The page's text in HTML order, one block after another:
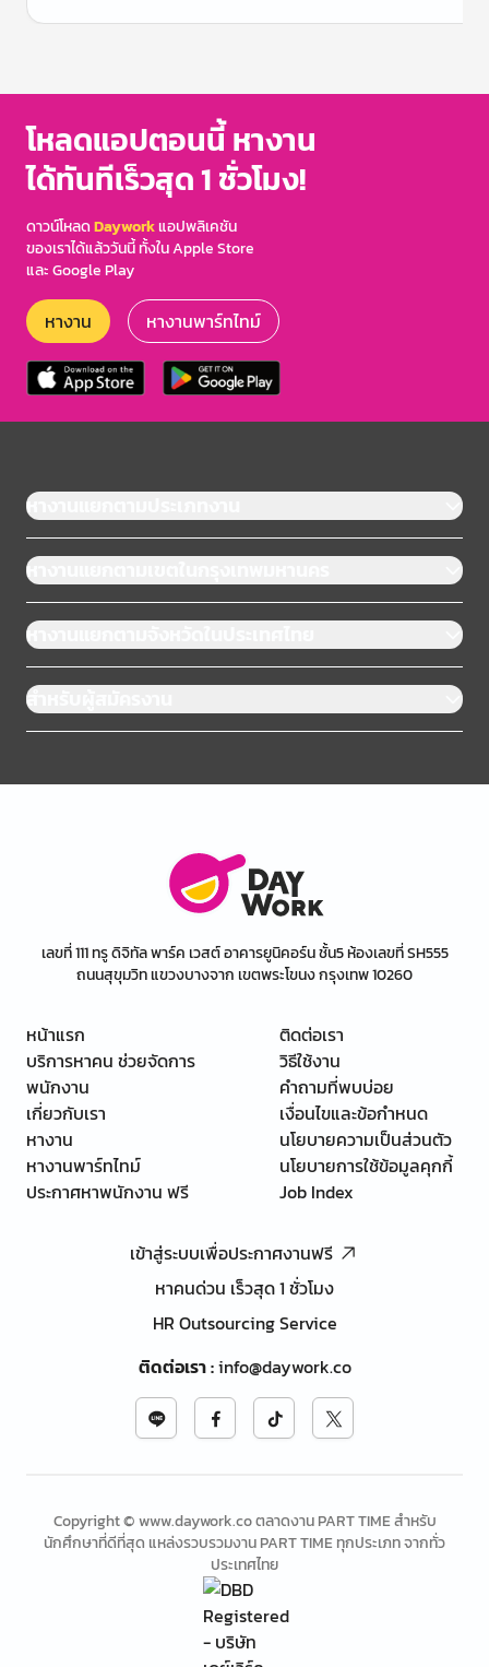
of
โหลดแอปตอนนี้ หางาน
ได้ทันทีเร็วสุด 1 ชั่วโมง!
ดาวน์โหลดDayworkแอปพลิเคชัน
ของเราได้แล้ววันนี้ ทั้งใน Apple Store
และ Google Play
หางาน หางานพาร์ทไทม์
หางานแยกตามประเภทงาน
หางานแยกตามเขตในกรุงเทพมหานคร
หางานแยกตามจังหวัดในประเทศไทย
สำหรับผู้สมัครงาน
เลขที่ 111 ทรู ดิจิทัล พาร์ค เวสต์ อาคารยูนิคอร์น ชั้น5 ห้องเลขที่ SH555
ถนนสุขุมวิท แขวงบางจาก เขตพระโขนง กรุงเทพ 10260
หน้าแรก
บริการหาคน ช่วยจัดการ
พนักงาน
เกี่ยวกับเรา
หางาน
หางานพาร์ทไทม์
ประกาศหาพนักงาน ฟรี
ติดต่อเรา
วิธีใช้งาน
คำถามที่พบบ่อย
เงื่อนไขและข้อกำหนด
นโยบายความเป็นส่วนตัว
นโยบายการใช้ข้อมูลคุกกี้
Job Index
เข้าสู่ระบบเพื่อประกาศงานฟรี
หาคนด่วน เร็วสุด 1 ชั่วโมง
HR Outsourcing Service
ติดต่อเรา:info@daywork.co
Copyright © www.daywork.co ตลาดงาน PART TIME สำหรับ
นักศึกษาที่ดีที่สุด แหล่งรวบรวมงาน PART TIME ทุกประเภท จากทั่ว
ประเทศไทย